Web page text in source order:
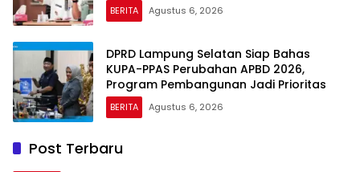
BERITA Agustus 6, 2026
DPRD Lampung Selatan Siap Bahas
KUPA-PPAS Perubahan APBD 2026,
Program Pembangunan Jadi Prioritas
BERITA Agustus 6, 2026
Post Terbaru